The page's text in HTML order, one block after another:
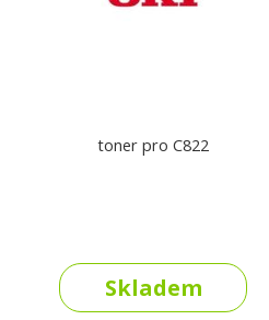
toner pro C822
Skladem